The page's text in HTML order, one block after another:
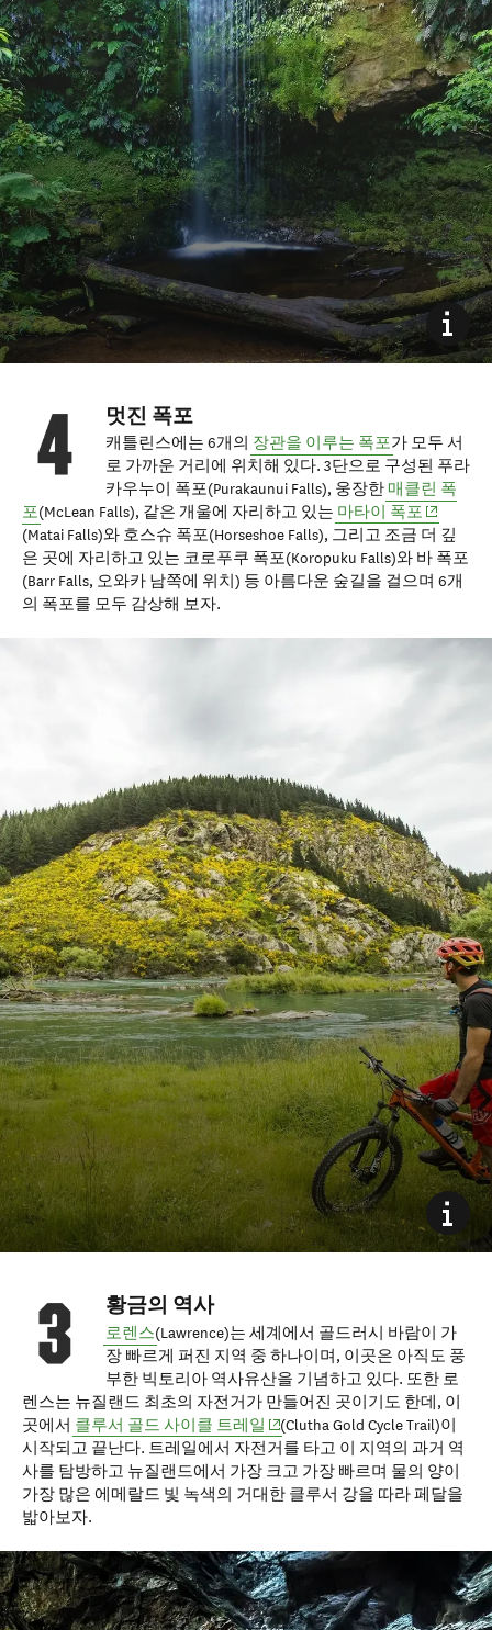
멋진 폭포
캐틀린스에는 6개의 장관을 이루는 폭포가 모두 서
로 가까운 거리에 위치해 있다. 3단으로 구성된 푸라
카우누이 폭포(Purakaunui Falls), 웅장한 매클린 폭
포(McLean Falls), 같은 개울에 자리하고 있는 마타이 폭포 (opens in
(Matai Falls)와 호스슈 폭포(Horseshoe Falls), 그리고 조금 더 깊
은 곳에 자리하고 있는 코로푸쿠 폭포(Koropuku Falls)와 바 폭포
(Barr Falls, 오와카 남쪽에 위치) 등 아름다운 숲길을 걸으며 6개
의 폭포를 모두 감상해 보자.
황금의 역사
로렌스(Lawrence)는 세계에서 골드러시 바람이 가
장 빠르게 퍼진 지역 중 하나이며, 이곳은 아직도 풍
부한 빅토리아 역사유산을 기념하고 있다. 또한 로
렌스는 뉴질랜드 최초의 자전거가 만들어진 곳이기도 한데, 이
곳에서 클루서 골드 사이클 트레일 (opens in new window)
(Clutha Gold Cycle Trail)이
시작되고 끝난다. 트레일에서 자전거를 타고 이 지역의 과거 역
사를 탐방하고 뉴질랜드에서 가장 크고 가장 빠르며 물의 양이
가장 많은 에메랄드 빛 녹색의 거대한 클루서 강을 따라 페달을
밟아보자.